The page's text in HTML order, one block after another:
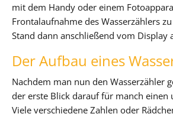
mit dem Handy oder einem
Frontalaufnahme des Wasserzählers
Stand dann anschließend vom Display
Der Aufbau eines
Nachdem man nun den Wasserzähler
der erste Blick darauf für manch einen
Viele verschiedene Zahlen oder